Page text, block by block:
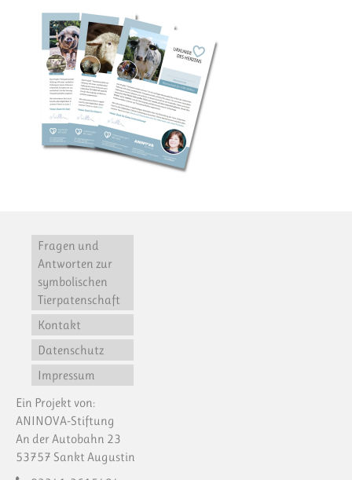
Fragen und
Antworten zur
symbolischen
Tierpatenschaft
Kontakt
Datenschutz
Impressum
Ein Projekt von:
ANINOVA-Stiftung
An der Autobahn 23
53757 Sankt Augustin